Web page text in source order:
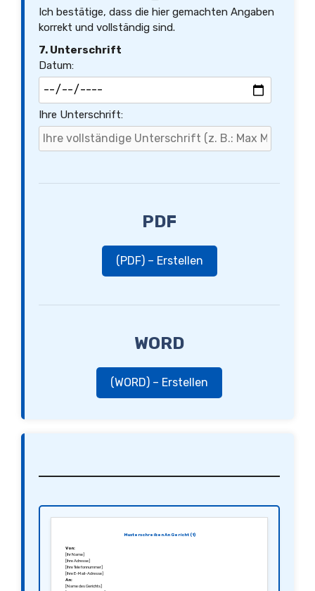
Ich bestätige, dass die hier gemachten Angaben
korrekt und vollständig sind.
7. Unterschrift
Datum:
Ihre Unterschrift:
PDF
(PDF) – Erstellen
WORD
(WORD) – Erstellen
Musterschreiben An Gericht (1)
Von:
[Ihr Name]
[Ihre Adresse]
[Ihre Telefonnummer]
[Ihre E-Mail-Adresse]
An:
[Name des Gerichts]